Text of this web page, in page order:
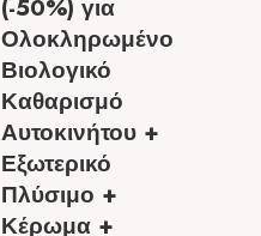
(-50%) για
Ολοκληρωμένο
Βιολογικό
Καθαρισμό
Αυτοκινήτου +
Εξωτερικό
Πλύσιμο +
Κέρωμα +